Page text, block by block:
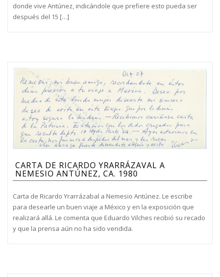
donde vive Antúnez, indicándole que prefiere esto pueda ser
después del 15 […]
CARTA DE RICARDO YRARRÁZAVAL A
NEMESIO ANTÚNEZ, CA. 1980
Carta de Ricardo Yrarrázabal a Nemesio Antúnez. Le escribe
para desearle un buen viaje a México y en la exposición que
realizará allá. Le comenta que Eduardo Vilches recibió su recado
y que la prensa aún no ha sido vendida.